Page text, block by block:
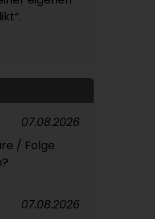
/ Folge
07.08.2026
07.08.2026